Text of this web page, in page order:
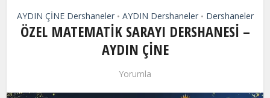
AYDIN ÇİNE Dershaneler • AYDIN Dershaneler • Dershaneler
ÖZEL MATEMATİK SARAYI DERSHANESİ –
AYDIN ÇİNE
Yorumla